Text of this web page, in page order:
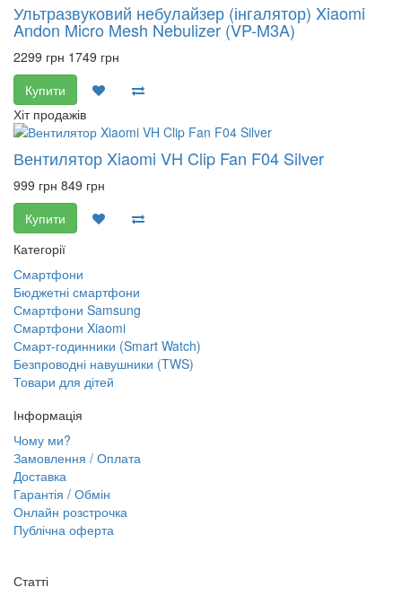
Ультразвуковий небулайзер (інгалятор) Xiaomi
Andon Micro Mesh Nebulizer (VP-M3A)
2299 грн 1749 грн
Купити
Хіт продажів
Вентилятор Xiaomi VH Clip Fan F04 Silver
999 грн 849 грн
Купити
Категорії
Смартфони
Бюджетні смартфони
Смартфони Samsung
Смартфони Xiaomi
Смарт-годинники (Smart Watch)
Безпроводні навушники (TWS)
Товари для дітей
Інформація
Чому ми?
Замовлення / Оплата
Доставка
Гарантія / Обмін
Онлайн розстрочка
Публічна оферта
Статті